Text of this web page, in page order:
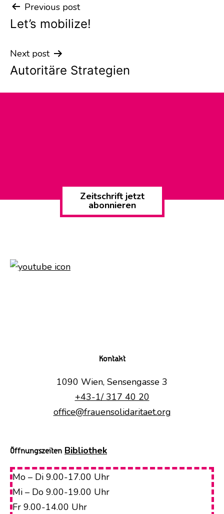
Post
navigation
Previous post
Let’s mobilize!
Next post
Autoritäre Strategien
Zeitschrift jetzt
abonnieren
Kontakt
1090 Wien, Sensengasse 3
+43-1/ 317 40 20
office@frauensolidaritaet.org
Öffnungszeiten Bibliothek
Mo – Di 9.00-17.00 Uhr
Mi – Do 9.00-19.00 Uhr
Fr 9.00-14.00 Uhr